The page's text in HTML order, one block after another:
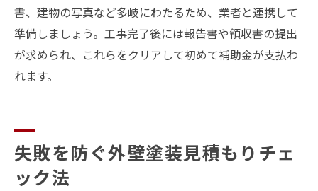
書、建物の写真など多岐にわたるため、業者と連携して
準備しましょう。工事完了後には報告書や領収書の提出
が求められ、これらをクリアして初めて補助金が支払わ
れます。
失敗を防ぐ外壁塗装見積もりチェ
ック法